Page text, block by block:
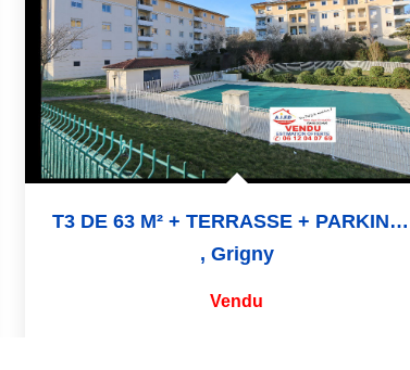
T3 DE 63 M² + TERRASSE + PARKING AÉRIEN ET SOUS-SOL
, Grigny
Vendu